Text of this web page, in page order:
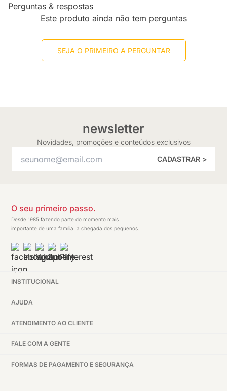
Perguntas & respostas
Este produto ainda não tem perguntas
SEJA O PRIMEIRO A PERGUNTAR
newsletter
Novidades, promoções e conteúdos exclusivos
CADASTRAR >
O seu primeiro passo.
Desde 1985 fazendo parte do momento mais
importante de uma família: a chegada dos pequenos.
INSTITUCIONAL
AJUDA
ATENDIMENTO AO CLIENTE
FALE COM A GENTE
FORMAS DE PAGAMENTO E SEGURANÇA